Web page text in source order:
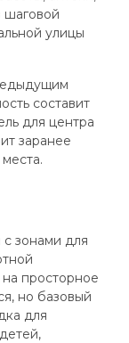
шаговой
улицы
составит
для центра
заранее
зонами для
на просторное
но базовый
для